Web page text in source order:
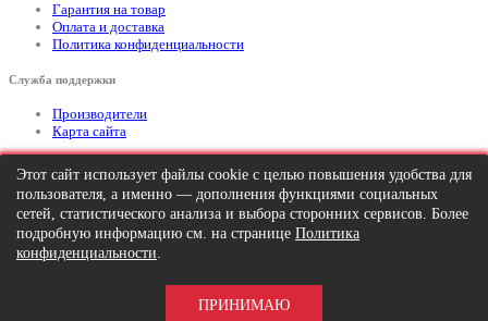
Гарантия на товар
Оплата и доставка
Политика конфиденциальности
Служба поддержки
Производители
Карта сайта
Дополнительно
Тел: +7 (495) 646-82-95 mailto:info@apexx.ru
Вся информация и цены на товар, размещенные на данном сайте, носят
информационный характер и ни при каких обстоятельствах не является
публичной офертой!
Этот сайт использует файлы cookie с целью повышения удобства для
пользователя, а именно — дополнения функциями социальных
сетей, статистического анализа и выбора сторонних сервисов. Более
подробную информацию см. на странице Политика
конфиденциальности.
ПРИНИМАЮ